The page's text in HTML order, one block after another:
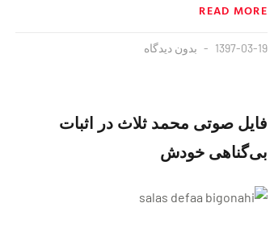
READ MORE
1397-03-19 بدون دیدگاه
فایل صوتی محمد ثلاث در اثبات
بی‌گناهی خودش